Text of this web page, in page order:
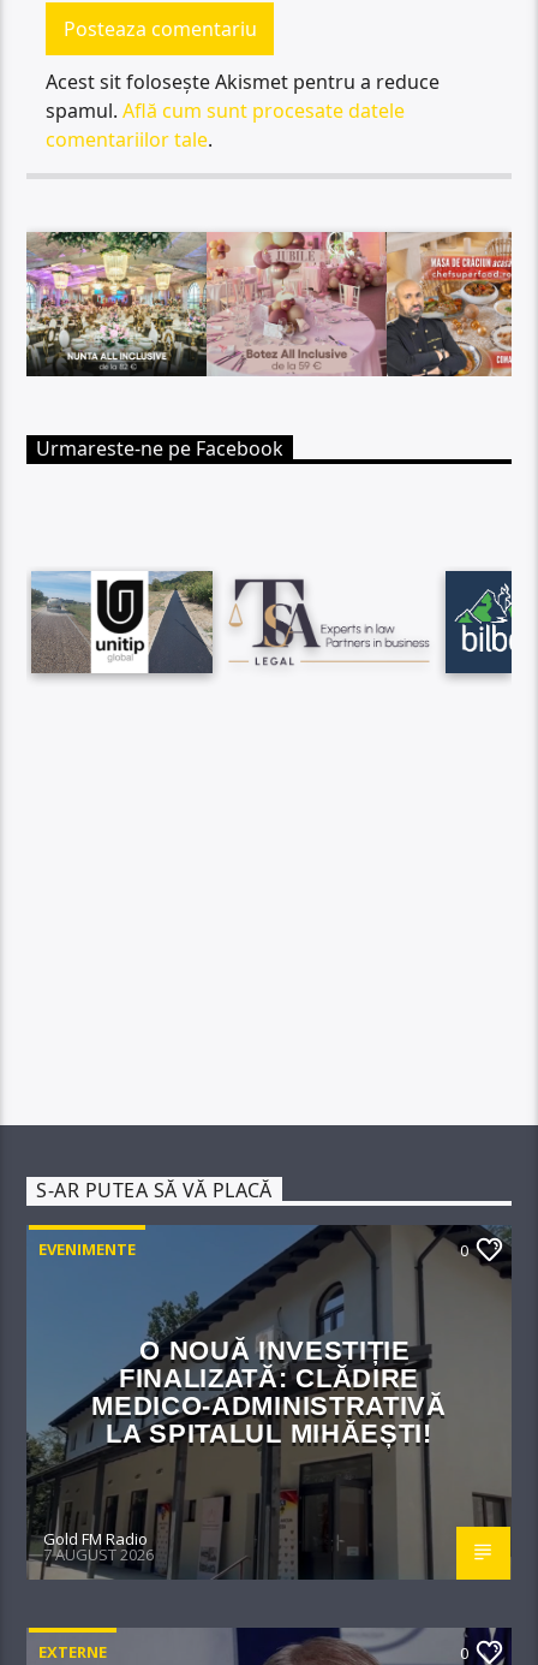
Acest sit folosește Akismet pentru a reduce
spamul.Află cum sunt procesate datele
comentariilor tale.
Urmareste-ne pe Facebook
S-AR PUTEA SĂ VĂ PLACĂ
EVENIMENTE 0
O NOUĂ INVESTIȚIE
FINALIZATĂ: CLĂDIRE
MEDICO-ADMINISTRATIVĂ
LA SPITALUL MIHĂEȘTI!​
Gold FM Radio
7 AUGUST 2026
EXTERNE 0